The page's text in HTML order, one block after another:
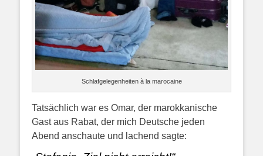
Schlafgelegenheiten à la marocaine
Tatsächlich war es Omar, der marokkanische
Gast aus Rabat, der mich Deutsche jeden
Abend anschaute und lachend sagte: